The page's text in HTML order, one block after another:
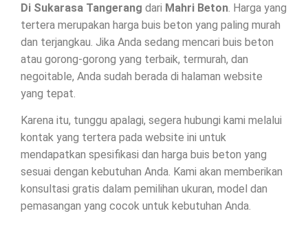
Di Sukarasa Tangerang dari Mahri Beton . Harga yang
tertera merupakan harga buis beton yang paling murah
dan terjangkau. Jika Anda sedang mencari buis beton
atau gorong-gorong yang terbaik, termurah, dan
negoitable, Anda sudah berada di halaman website
yang tepat.
Karena itu, tunggu apalagi, segera hubungi kami melalui
kontak yang tertera pada website ini untuk
mendapatkan spesifikasi dan harga buis beton yang
sesuai dengan kebutuhan Anda. Kami akan memberikan
konsultasi gratis dalam pemilihan ukuran, model dan
pemasangan yang cocok untuk kebutuhan Anda.